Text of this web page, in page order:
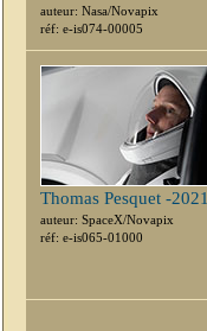
auteur: Nasa/Novapix
réf: e-is074-00005
Thomas Pesquet -2021
auteur: SpaceX/Novapix
réf: e-is065-01000